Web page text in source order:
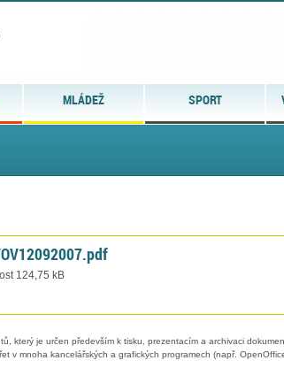
MLÁDEŽ SPORT
124,75 kB
který je určen především k tisku, prezentacím a archivaci
v mnoha kancelářských a grafických programech (např.